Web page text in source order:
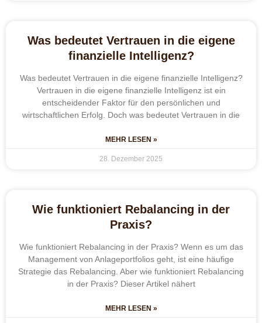
Was bedeutet Vertrauen in die eigene
finanzielle Intelligenz?
Was bedeutet Vertrauen in die eigene finanzielle Intelligenz?
Vertrauen in die eigene finanzielle Intelligenz ist ein
entscheidender Faktor für den persönlichen und
wirtschaftlichen Erfolg. Doch was bedeutet Vertrauen in die
MEHR LESEN »
28. Dezember 2025
Wie funktioniert Rebalancing in der
Praxis?
Wie funktioniert Rebalancing in der Praxis? Wenn es um das
Management von Anlageportfolios geht, ist eine häufige
Strategie das Rebalancing. Aber wie funktioniert Rebalancing
in der Praxis? Dieser Artikel nähert
MEHR LESEN »